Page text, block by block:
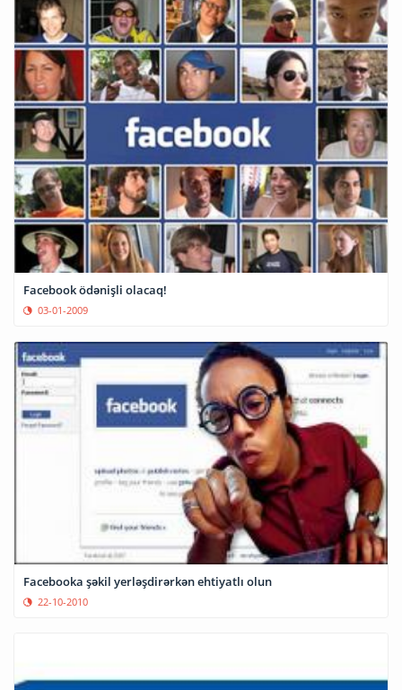
Facebook ödənişli olacaq!
03-01-2009
Facebooka şəkil yerləşdirərkən ehtiyatlı olun
22-10-2010